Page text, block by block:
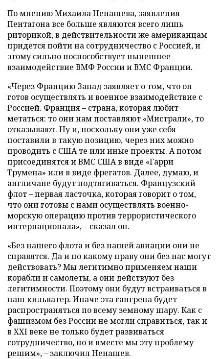
По мнению Михаила Ненашева, заявления
Пентагона все больше являются всего лишь
риторикой, в действительности же американцам
придется пойти на сотрудничество с Россией, и
этому сильно поспособствует нынешнее
взаимодействие ВМФ России и ВМС Франции.
«Через Францию Запад заявляет о том, что он
готов осуществлять и военное взаимодействие с
Россией. Франция – страна, которая любит
метаться: то они нам поставляют «Мистрали», то
отказывают. Ну и, поскольку они уже себя
поставили в такую позицию, через них можно
проводить с США те или иные проекты. А потом
присоединятся и ВМС США в виде «Гарри
Трумена» или в виде фрегатов. Далее, думаю, и
англичане будут подтягиваться. Французский
флот – первая ласточка, которая говорит о том,
что они готовы с нами осуществлять военно-
морскую операцию против террористического
интернационала», – сказал он.
«Без нашего флота и без нашей авиации они не
справятся. Да и по какому праву они без нас могут
действовать? Мы легитимно применяем наши
корабли и самолеты, а они действуют без
легитимности. Поэтому они будут встраиваться в
наш кильватер. Иначе эта гангрена будет
распространяться по всему земному шару. Как с
фашизмом без России не могли справиться, так и
в XXI веке не только будет развиваться
сотрудничество, но и вместе мы эту проблему
решим», – заключил Ненашев.